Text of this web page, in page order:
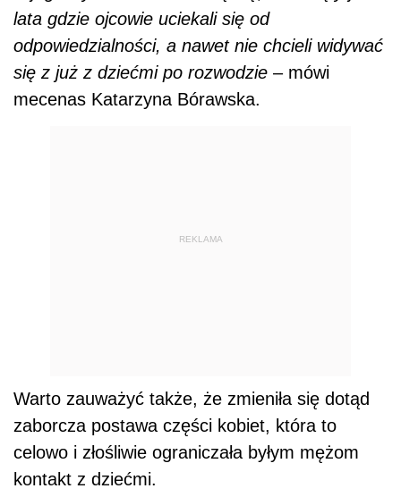
lata gdzie ojcowie uciekali się od
odpowiedzialności, a nawet nie chcieli widywać
się z już z dziećmi po rozwodzie – mówi
mecenas Katarzyna Bórawska.
REKLAMA
Warto zauważyć także, że zmieniła się dotąd
zaborcza postawa części kobiet, która to
celowo i złośliwie ograniczała byłym mężom
kontakt z dziećmi.